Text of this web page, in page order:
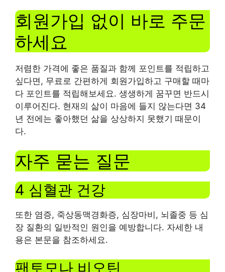
회원가입 없이 바로 주문
하세요
저렴한 가격에 좋은 품질과 함께 포인트를 적립하고
싶다면, 무료로 간편하게 회원가입하고 구매할 때마
다 포인트를 적립해보세요. 생생하게 꿈꾸면 반드시
이루어진다. 현재의 삶이 마음에 들지 않는다면 34
년 전에는 좋아했던 삶을 상상하지 못했기 때문이
다.
자주 묻는 질문
4 심혈관 건강
또한 염증, 죽상동맥경화증, 심장마비, 뇌졸중 등 심
장 질환의 일반적인 원인을 예방합니다. 자세한 내
용은 본문을 참조하세요.
팬토모나 비오틴